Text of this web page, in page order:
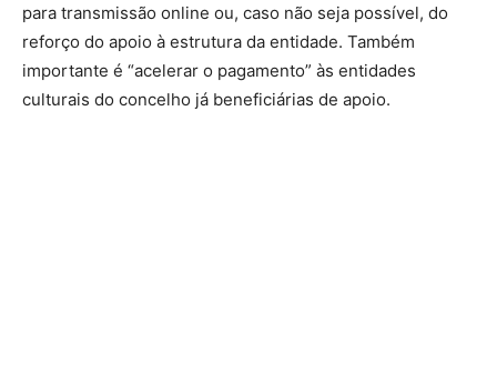
para transmissão online ou, caso não seja possível, do
reforço do apoio à estrutura da entidade. Também
importante é “acelerar o pagamento” às entidades
culturais do concelho já beneficiárias de apoio.